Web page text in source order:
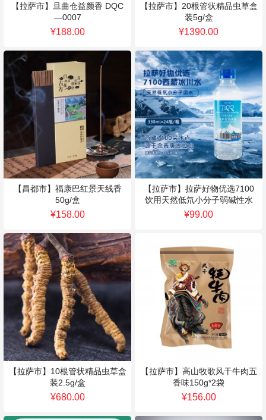
【拉萨市】旦曲仓益颜香 DQC
—0007
¥188.00
【拉萨市】20根管状精品虫草盒
装5g/盒
¥1390.00
【昌都市】福康巴红景天线香
50g/盒
¥158.00
【拉萨市】拉萨好物优选7100
饮用天然低氘小分子弱碱性水
330ml*24瓶/箱
¥99.00
【拉萨市】10根管状精品虫草盒
装2.5g/盒
¥680.00
【拉萨市】高山牧歌风干牛肉五
香味150g*2袋
¥156.00